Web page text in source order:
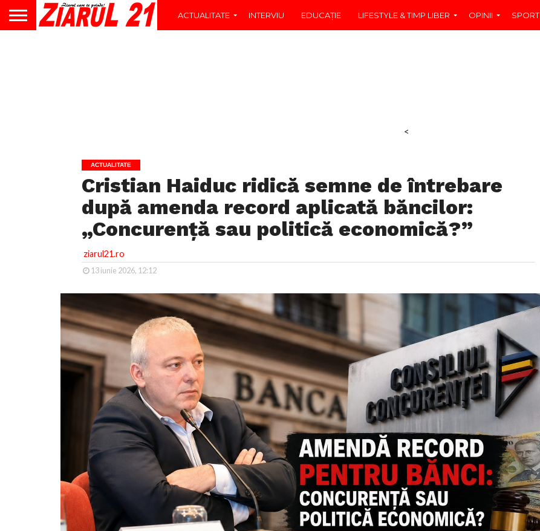
ACTUALITATE INTERVIU EDUCAŢIE LIFESTYLE & TIMP LIBER OPINII SPORT
<
ACTUALITATE
Cristian Haiduc ridică semne de întrebare
după amenda record aplicată băncilor:
„Concurență sau politică economică?”
ziarul21.ro
13 iunie 2026, 12:12